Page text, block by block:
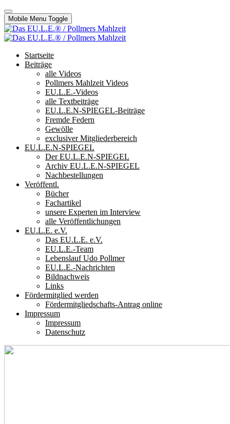
Mobile Menu Toggle
Startseite
Beiträge
alle Videos
Pollmers Mahlzeit Videos
EU.L.E.-Videos
alle Textbeiträge
EU.L.E.N-SPIEGEL-Beiträge
Fremde Federn
Gewölle
exclusiver Mitgliederbereich
EU.L.E.N-SPIEGEL
Der EU.L.E.N-SPIEGEL
Archiv EU.L.E.N-SPIEGEL
Nachbestellungen
Veröffentl.
Bücher
Fachartikel
unsere Experten im Interview
alle Veröffentlichungen
EU.L.E. e.V.
Das EU.L.E. e.V.
EU.L.E.-Team
Lebenslauf Udo Pollmer
EU.L.E.-Nachrichten
Bildnachweis
Links
Fördermitglied werden
Fördermitgliedschafts-Antrag online
Impressum
Impressum
Datenschutz